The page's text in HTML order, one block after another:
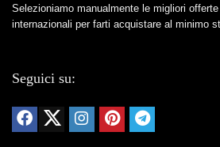
Selezioniamo manualmente le migliori
internazionali per farti acquistare al minimo
Seguici su: